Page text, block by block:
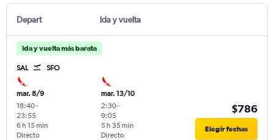
Depart Ida y vuelta
Ida y vuelta más barata
SAL SFO
mar. 8/9
18:40-
23:55
Directo
6 h 15 min
mar. 13/10
2:30-
9:05
Directo
5 h 35 min
$786
Elegir fechas